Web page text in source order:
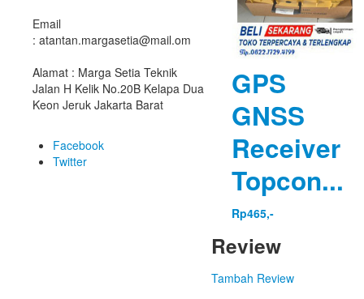
GPS
GNSS
Receiver
Topcon...
Rp465,-
Review
Tambah Review
Email
: atantan.margasetia@mail.om
Alamat : Marga Setia Teknik
Jalan H Kelik No.20B Kelapa Dua
Keon Jeruk Jakarta Barat
Facebook
Twitter